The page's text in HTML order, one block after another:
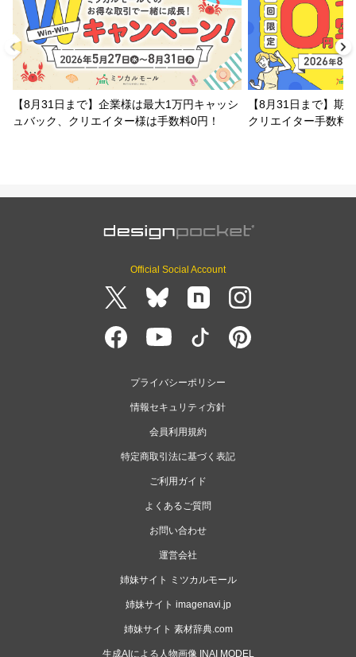
【8月31日まで】企業様は最大1万円キャッシ
ュバック、クリエイター様は手数料0円！
【8月31日まで】期
クリエイター手数料
Official Social Account
プライバシーポリシー
情報セキュリティ方針
会員利用規約
特定商取引法に基づく表記
ご利用ガイド
よくあるご質問
お問い合わせ
運営会社
姉妹サイト ミツカルモール
姉妹サイト imagenavi.jp
姉妹サイト 素材辞典.com
生成AIによる人物画像 INAI MODEL